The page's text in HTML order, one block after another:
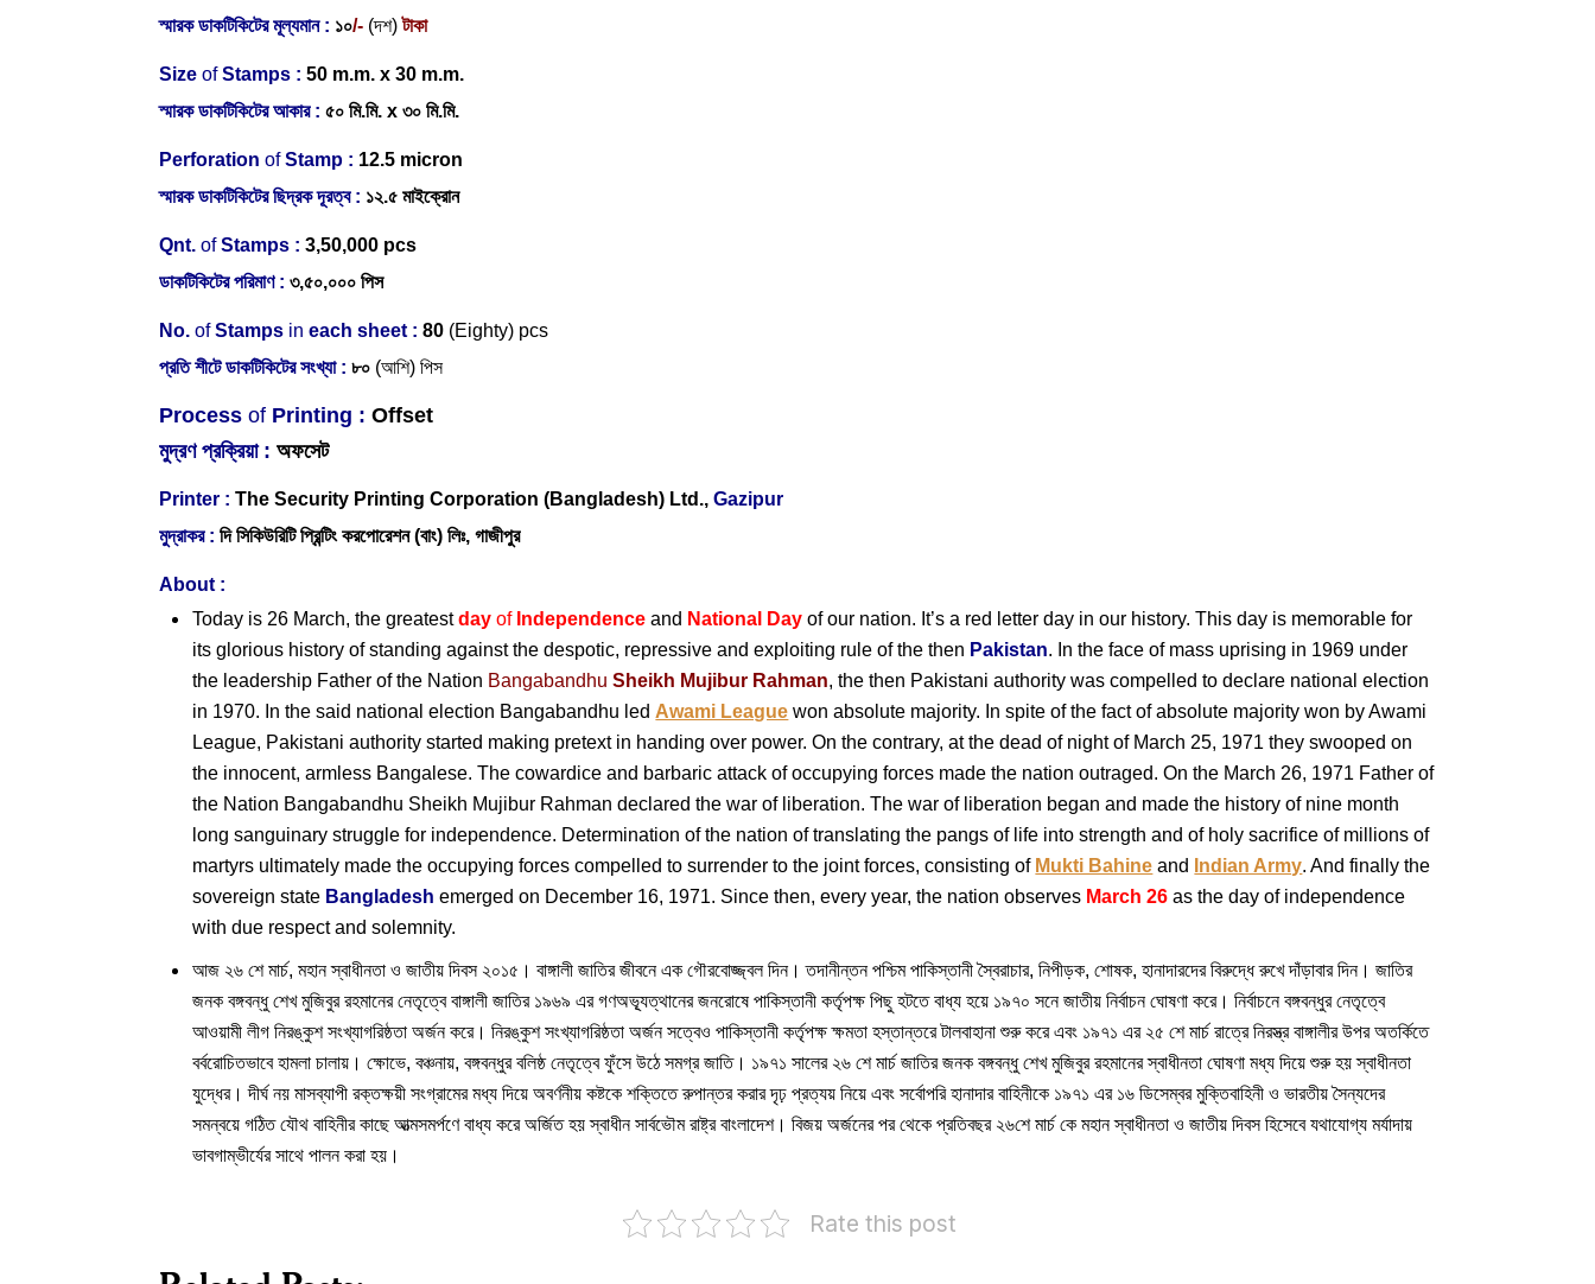
স্মারক ডাকটিকিটের মূল্যমান : ১০/- (দশ)টাকা
SizeofStamps : 50 m.m. x 30 m.m.
স্মারক ডাকটিকিটের আকার : ৫০ মি.মি. x ৩০ মি.মি.
PerforationofStamp : 12.5 micron
স্মারক ডাকটিকিটের ছিদ্রক দূরত্ব : ১২.৫ মাইক্রোন
Qnt.ofStamps : 3,50,000 pcs
ডাকটিকিটের পরিমাণ : ৩,৫০,০০০ পিস
No.ofStamps in each sheet : 80 (Eighty) pcs
প্রতি শীটে ডাকটিকিটের সংখ্যা : ৮০ (আশি) পিস
Processof Printing : Offset
মুদ্রণ প্রক্রিয়া : অফসেট
Printer : The Security Printing Corporation (Bangladesh) Ltd., Gazipur
মুদ্রাকর :দি সিকিউরিটি প্রিন্টিং করপোরেশন (বাং) লিঃ, গাজীপুর
About :
Today is 26 March, the greatestdayofIndependence and National Day of our nation. It’s a red letter day in our history. This day is memorable for
its glorious history of standing against the despotic, repressive and exploiting rule of the then Pakistan. In the face of mass uprising in 1969 under
the leadership Father of the Nation Bangabandhu Sheikh Mujibur Rahman, the then Pakistani authority was compelled to declare national election
in 1970. In the said national election Bangabandhu led Awami League won absolute majority. In spite of the fact of absolute majority won by Awami
League, Pakistani authority started making pretext in handing over power. On the contrary, at the dead of night of March 25, 1971 they swooped on
the innocent, armless Bangalese. The cowardice and barbaric attack of occupying forces made the nation outraged. On the March 26, 1971 Father of
the Nation Bangabandhu Sheikh Mujibur Rahman declared the war of liberation. The war of liberation began and made the history of nine month
long sanguinary struggle for independence. Determination of the nation of translating the pangs of life into strength and of holy sacrifice of millions of
martyrs ultimately made the occupying forces compelled to surrender to the joint forces, consisting of Mukti Bahine and Indian Army. And finally the
sovereign state Bangladesh emerged on December 16, 1971. Since then, every year, the nation observes March 26 as the day of independence
with due respect and solemnity.
আজ ২৬ শে মার্চ, মহান স্বাধীনতা ও জাতীয় দিবস ২০১৫। বাঙ্গালী জাতির জীবনে এক গৌরবোজ্জ্বল দিন। তদানীন্তন পশ্চিম পাকিস্তানী স্বৈরাচার, নিপীড়ক, শোষক, হানাদারদের বিরুদ্ধে রুখে দাঁড়াবার দিন। জাতির
জনক বঙ্গবন্ধু শেখ মুজিবুর রহমানের নেতৃত্বে বাঙ্গালী জাতির ১৯৬৯ এর গণঅভ্যূত্থানের জনরোষে পাকিস্তানী কর্তৃপক্ষ পিছু হটতে বাধ্য হয়ে ১৯৭০ সনে জাতীয় নির্বাচন ঘোষণা করে। নির্বাচনে বঙ্গবন্ধুর নেতৃত্বে
আওয়ামী লীগ নিরঙ্কুশ সংখ্যাগরিষ্ঠতা অর্জন করে। নিরঙ্কুশ সংখ্যাগরিষ্ঠতা অর্জন সত্বেও পাকিস্তানী কর্তৃপক্ষ ক্ষমতা হস্তান্তরে টালবাহানা শুরু করে এবং ১৯৭১ এর ২৫ শে মার্চ রাত্রে নিরস্ত্র বাঙ্গালীর উপর অতর্কিতে
বর্বরোচিতভাবে হামলা চালায়। ক্ষোভে, বঞ্চনায়, বঙ্গবন্ধুর বলিষ্ঠ নেতৃত্বে ফুঁসে উঠে সমগ্র জাতি। ১৯৭১ সালের ২৬ শে মার্চ জাতির জনক বঙ্গবন্ধু শেখ মুজিবুর রহমানের স্বাধীনতা ঘোষণা মধ্য দিয়ে শুরু হয় স্বাধীনতা
যুদ্ধের। দীর্ঘ নয় মাসব্যাপী রক্তক্ষয়ী সংগ্রামের মধ্য দিয়ে অবর্ণনীয় কষ্টকে শক্তিতে রুপান্তর করার দৃঢ় প্রত্যয় নিয়ে এবং সর্বোপরি হানাদার বাহিনীকে ১৯৭১ এর ১৬ ডিসেম্বর মুক্তিবাহিনী ও ভারতীয় সৈন্যদের
সমন্বয়ে গঠিত যৌথ বাহিনীর কাছে আত্মসমর্পণে বাধ্য করে অর্জিত হয় স্বাধীন সার্বভৌম রাষ্ট্র বাংলাদেশ। বিজয় অর্জনের পর থেকে প্রতিবছর ২৬শে মার্চ কে মহান স্বাধীনতা ও জাতীয় দিবস হিসেবে যথাযোগ্য মর্যাদায়
ভাবগাম্ভীর্যের সাথে পালন করা হয়।
Rate this post
Bangladesh’s